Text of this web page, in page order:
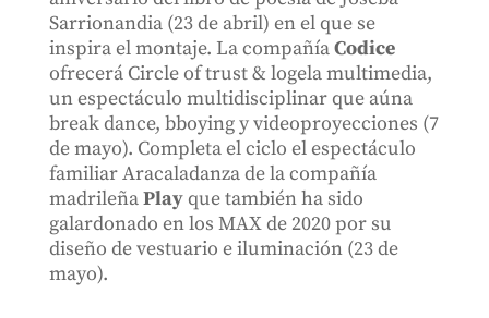
Sarrionandia (23 de abril) en el que se
inspira el montaje. La compañíaCodice
ofrecerá Circle of trust & logela multimedia,
un espectáculo multidisciplinar que aúna
break dance, bboying y videoproyecciones (7
de mayo). Completa el ciclo el espectáculo
familiar Aracaladanza de la compañía
madrileñaPlayque también ha sido
galardonado en los MAX de 2020 por su
diseño de vestuario e iluminación (23 de
mayo).